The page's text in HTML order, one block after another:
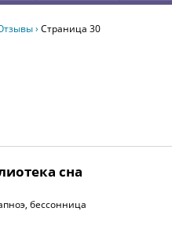
› Страница 30
сна
бессонница